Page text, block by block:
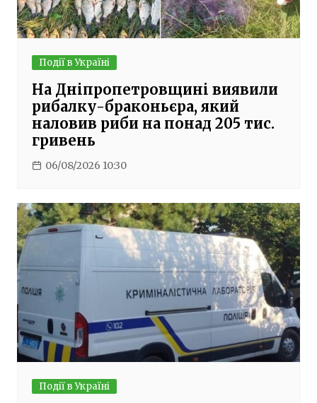
Події в Україні
На Дніпропетровщині виявили
рибалку-браконьєра, який
наловив риби на понад 205 тис.
гривень
06/08/2026 10:30
Події в Україні